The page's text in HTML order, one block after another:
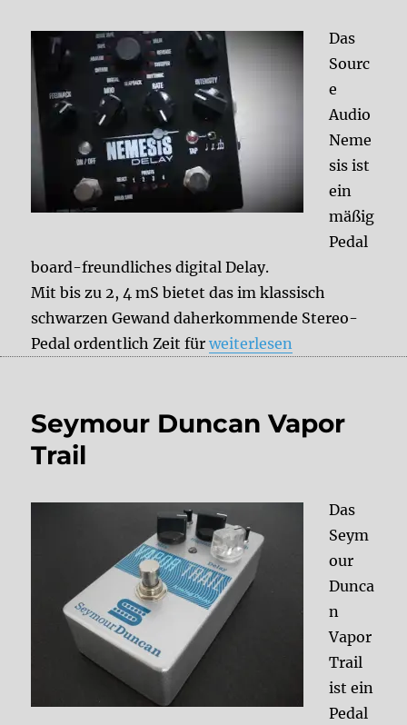
Das
Sourc
e
Audio
Neme
sis ist
ein
mäßig
Pedal
board-freundliches digital Delay.
Mit bis zu 2, 4 mS bietet das im klassisch
schwarzen Gewand daherkommende Stereo-
Pedal ordentlich Zeit für„Source Audio Nemesis“
weiterlesen
Seymour Duncan Vapor
Trail
Das
Seym
our
Dunca
n
Vapor
Trail
ist ein
Pedal